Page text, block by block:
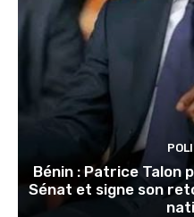
Bénin : Patrice Talon
Sénat et signe son